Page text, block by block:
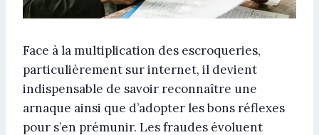
Face à la multiplication des escroqueries,
particulièrement sur internet, il devient
indispensable de savoir reconnaître une
arnaque ainsi que d’adopter les bons réflexes
pour s’en prémunir. Les fraudes évoluent